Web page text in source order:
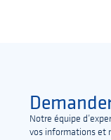
Notre équipe
vos informations et